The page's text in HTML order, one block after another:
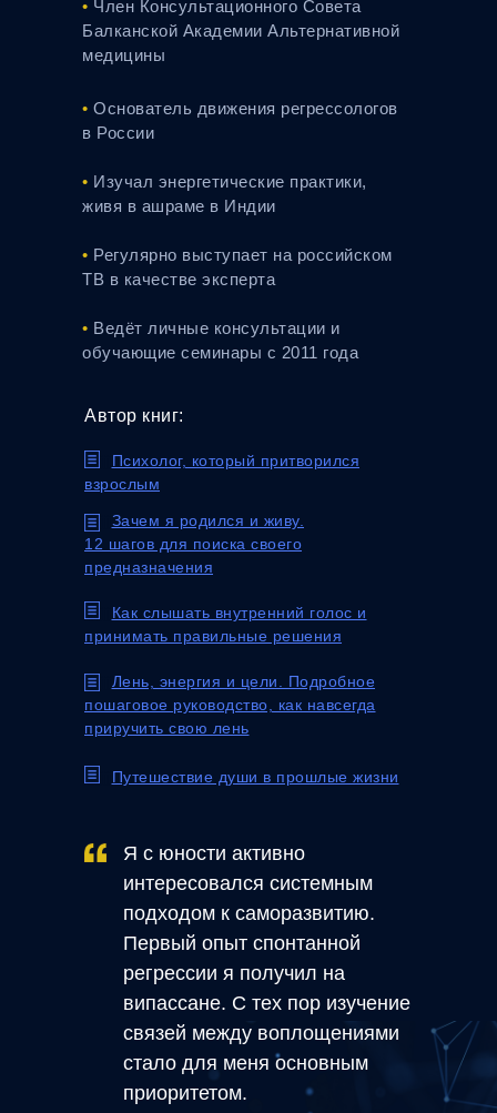
jjjjjjj Зачем я родился и живу.
12 шагов для поиска своего
предназначения
jjjjjjj Психолог, который притворился
взрослым
• Член Консультационного Совета
Балканской Академии Альтернативной
медицины
Я с юности активно
интересовался системным
подходом к саморазвитию.
Первый опыт спонтанной
регрессии я получил на
випассане. С тех пор изучение
связей между воплощениями
стало для меня основным
приоритетом.
• Основатель движения регрессологов
в России
• Изучал энергетические практики,
живя в ашраме в Индии
• Регулярно выступает на российском
ТВ в качестве эксперта
• Ведёт личные консультации и
обучающие семинары с 2011 года
Автор книг:
jjjjjjj Как слышать внутренний голос и
принимать правильные решения
jjjjjjj Лень, энергия и цели. Подробное
пошаговое руководство, как навсегда
приручить свою лень
jjjjjjj Путешествие души в прошлые жизни